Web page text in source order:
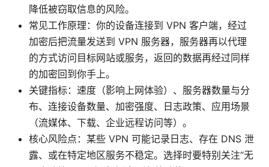
降低被窃取信息的风险。
常见工作原理：你的设备连接到 VPN 客户端，经过
加密后把流量发送到 VPN 服务器，服务器再以代理
的方式访问目标网站或服务，返回的数据再经过同样
的加密回到你手上。
关键指标：速度（影响上网体验）、服务器数量与分
布、连接设备数量、加密强度、日志政策、应用场景
（流媒体、下载、企业远程访问等）。
核心风险点：某些 VPN 可能记录日志、存在 DNS 泄
露、或在特定地区服务不稳定。选择时要特别关注“无